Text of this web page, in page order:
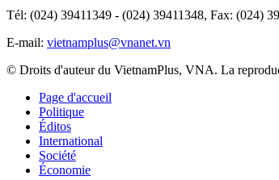
Tél: (024) 39411349 - (024) 39411348, Fax: (024)
E-mail: vietnamplus@vnanet.vn
© Droits d'auteur du VietnamPlus, VNA. La
Page d'accueil
Politique
Éditos
International
Société
Économie